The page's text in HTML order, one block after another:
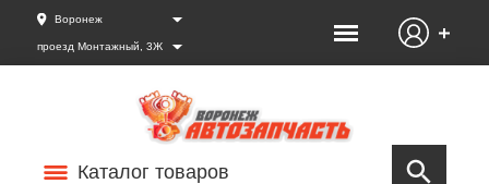
Воронеж
проезд Монтажный, 3Ж
Каталог товаров